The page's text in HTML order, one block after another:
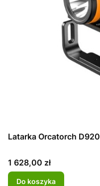
Latarka Orcatorch D920
Cena
1 628,00 zł
Do koszyka